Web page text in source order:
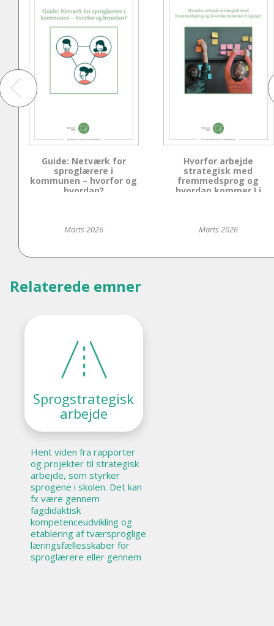
Guide: Netværk for
sproglærere i
kommunen – hvorfor og
hvordan?
Marts 2026
Hvorfor arbejde
strategisk med
fremmedsprog og
hvordan kommer I i
Marts 2026
Relaterede emner
Sprogstrategisk
arbejde
Hent viden fra rapporter
og projekter til strategisk
arbejde, som styrker
sprogene i skolen. Det kan
fx være gennem
fagdidaktisk
kompetenceudvikling og
etablering af tværsproglige
læringsfællesskaber for
sproglærere eller gennem